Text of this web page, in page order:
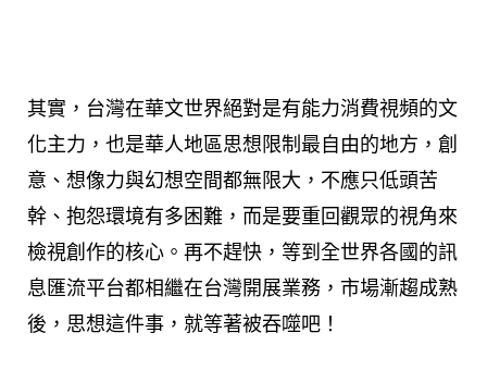
其實，台灣在華文世界絕對是有能力消費視頻的文
化主力，也是華人地區思想限制最自由的地方，創
意、想像力與幻想空間都無限大，不應只低頭苦
幹、抱怨環境有多困難，而是要重回觀眾的視角來
檢視創作的核心。再不趕快，等到全世界各國的訊
息匯流平台都相繼在台灣開展業務，市場漸趨成熟
後，思想這件事，就等著被吞噬吧！